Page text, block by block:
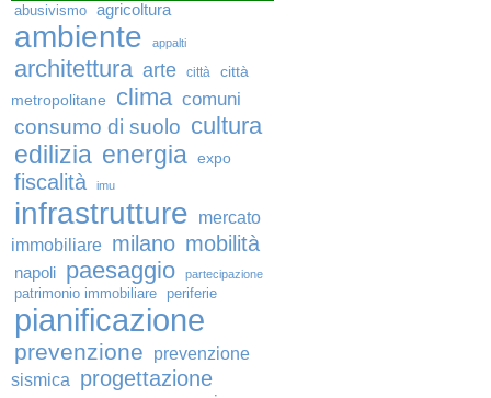
abusivismo agricoltura
ambiente appalti
architettura arte città
città
metropolitane
clima comuni
consumo di suolo cultura
edilizia energia expo
fiscalità imu
infrastrutture
mercato
immobiliare milano mobilità
napoli paesaggio partecipazione
patrimonio immobiliare periferie
pianificazione
prevenzione
prevenzione
sismica
progettazione